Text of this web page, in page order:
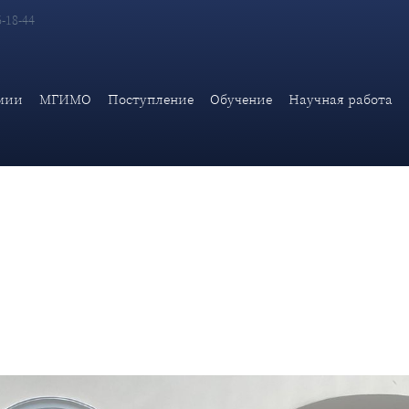
18-44
МГИМО Поступление Обучение Научная работа